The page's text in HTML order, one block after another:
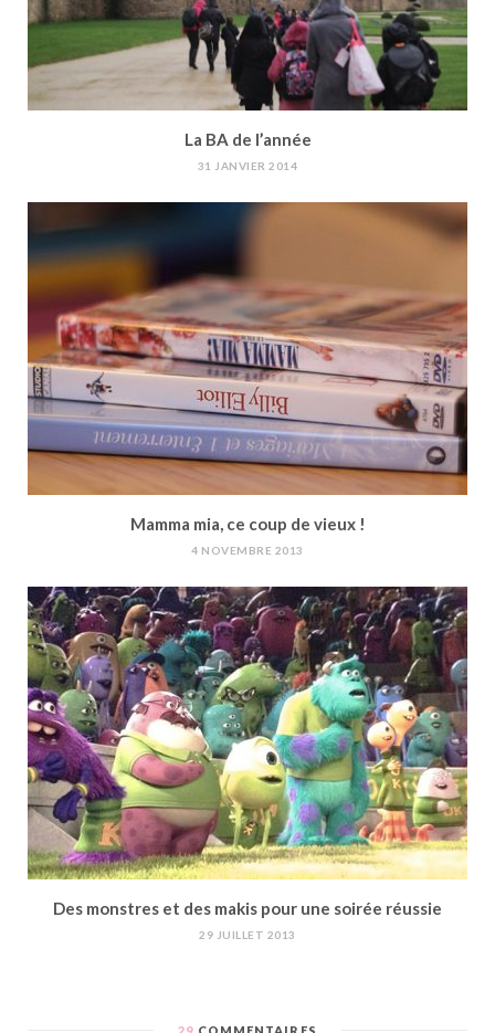
La BA de l’année
31 JANVIER 2014
Mamma mia, ce coup de vieux !
4 NOVEMBRE 2013
Des monstres et des makis pour une soirée réussie
29 JUILLET 2013